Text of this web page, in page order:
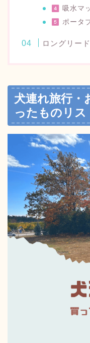
吸水マ
ポータ
ロングリード
犬連れ旅行・
ったものリス